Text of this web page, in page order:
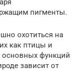
пигменты.
охотиться на
как птицы и
функций
зависит от